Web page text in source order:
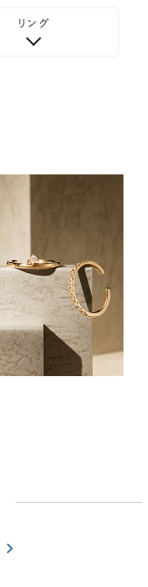
リング